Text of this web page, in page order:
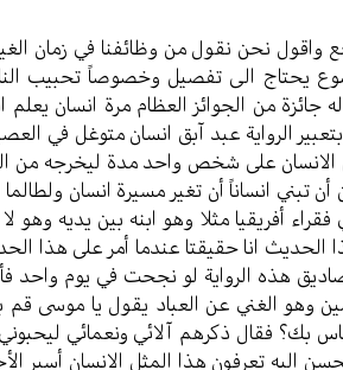
واقول نحن نقول من وظائفنا في زمان
يحتاج الى تفصيل وخصوصاً تحبيب
من الجوائز العظام مرة انسان يعلم
الرواية عبد آبق انسان متوغل في
الانسان على شخص واحد مدة ليخرجه من
تبني انساناً أن تغير مسيرة انسان ولطالما
أفريقيا مثلا وهو ابنه بين يديه وهو
انا حقيقتا عندما أمر على هذا
هذه الرواية لو نجحت في يوم واحد
وهو الغني عن العباد يقول يا موسى قم
بك؟ فقال ذكرهم آلائي ونعمائي
اليه تعرفون هذا المثل الانسان أسير